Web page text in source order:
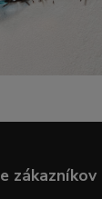
zákazníkov